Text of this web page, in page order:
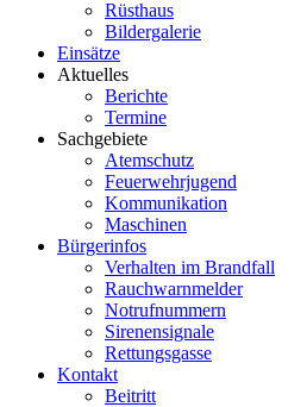
Rüsthaus
Bildergalerie
Einsätze
Aktuelles
Berichte
Termine
Sachgebiete
Atemschutz
Feuerwehrjugend
Kommunikation
Maschinen
Bürgerinfos
Verhalten im Brandfall
Rauchwarnmelder
Notrufnummern
Sirenensignale
Rettungsgasse
Kontakt
Beitritt